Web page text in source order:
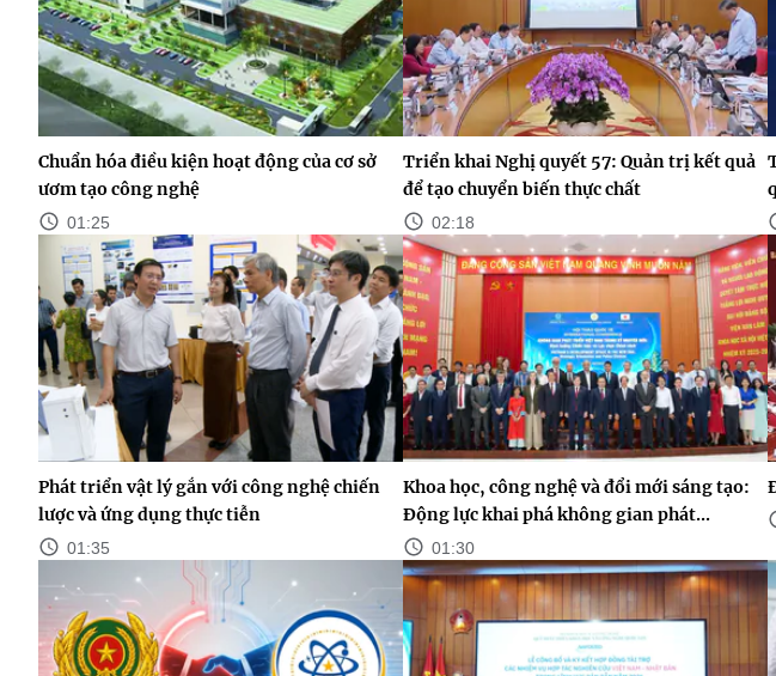
Chuẩn hóa điều kiện hoạt động của cơ sở
ươm tạo công nghệ
01:25
Triển khai Nghị quyết 57: Quản trị kết quả
để tạo chuyển biến thực chất
02:18
Phát triển vật lý gắn với công nghệ chiến
lược và ứng dụng thực tiễn
01:35
Khoa học, công nghệ và đổi mới sáng tạo:
Động lực khai phá không gian phát...
01:30